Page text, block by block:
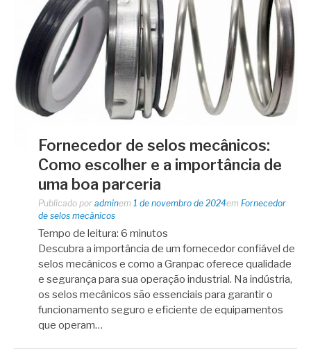
Fornecedor de selos mecânicos:
Como escolher e a importância de
uma boa parceria
Publicado por adminem 1 de novembro de 2024em Fornecedor
de selos mecânicos
Tempo de leitura: 6 minutos
Descubra a importância de um fornecedor confiável de
selos mecânicos e como a Granpac oferece qualidade
e segurança para sua operação industrial. Na indústria,
os selos mecânicos são essenciais para garantir o
funcionamento seguro e eficiente de equipamentos
que operam…